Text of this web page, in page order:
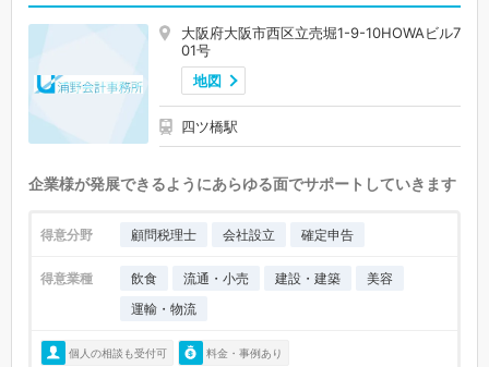
大阪府大阪市西区立売堀1-9-10HOWAビル7
01号
地図
四ツ橋駅
企業様が発展できるようにあらゆる面でサポートしていきます
得意分野 顧問税理士 会社設立 確定申告
得意業種 飲食 流通・小売 建設・建築
美容
運輸・物流
個人の相談も受付可 料金・事例あり